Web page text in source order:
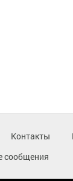
Контакты
сообщения